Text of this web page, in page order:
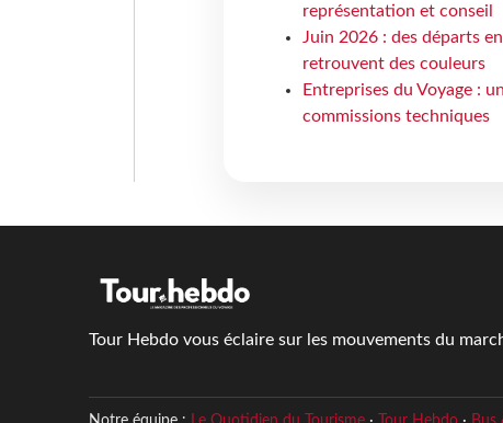
représentation et conseil
Juin 2026 : des départs
retrouvent des couleurs
Entreprises du Voyage :
commissions techniques
Tour Hebdo vous éclaire sur les mouvements du